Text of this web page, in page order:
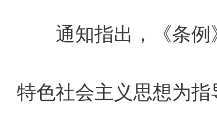
通知指出，《条例
特色社会主义思想为